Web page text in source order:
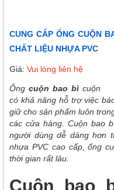
CUNG CẤP ỐNG CUỘN
CHẤT LIỆU NHỰA PVC
Giá: Vui lòng liên hệ
Ống cuộn bao bì cuộn
có khả năng hỗ trợ việc
giữ cho sản phẩm luôn
các cửa hàng. Cuộn bao
người dùng dễ dàng hơn
nhựa PVC cao cấp, ống
thời gian rất lâu.
Cuộn bao